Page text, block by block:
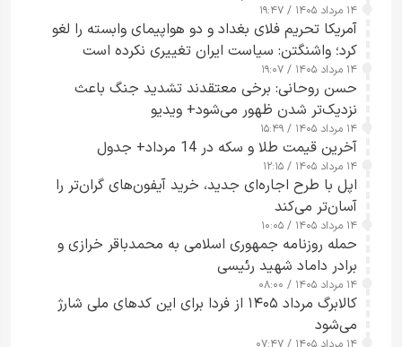
۱۴ مرداد ۱۴۰۵ / ۱۹:۴۷
آمریکا تحریم فلای بغداد و دو هواپیمای وابسته را لغو
کرد؛ واشنگتن: سیاست ایران تغییری نکرده است
۱۴ مرداد ۱۴۰۵ / ۱۹:۰۷
حسن روحانی: برخی معتقدند تشدید جنگ باعث
نزدیک‌تر شدن ظهور می‌شود+ ویدیو
۱۴ مرداد ۱۴۰۵ / ۱۵:۴۹
آخرین قیمت طلا و سکه در 14 مرداد+ جدول
۱۴ مرداد ۱۴۰۵ / ۱۲:۱۵
اپل با طرح اجاره‌ای جدید، خرید آیفون‌های گران‌تر را
آسان‌تر می‌کند
۱۴ مرداد ۱۴۰۵ / ۱۰:۰۵
حمله روزنامه جمهوری اسلامی به محمدباقر خرازی و
برادر داماد شهید رئیسی
۱۴ مرداد ۱۴۰۵ / ۰۸:۰۰
کالابرگ مرداد ۱۴۰۵ از فردا برای این کدهای ملی شارژ
می‌شود